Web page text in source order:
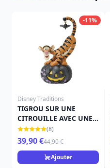
-11%
Disney Traditions
TIGROU SUR UNE
CITROUILLE AVEC UNE
CHAUVE-SOURIS -
DISNEY TRADITIONS
(8)
39,90 €44,90 €
Ajouter